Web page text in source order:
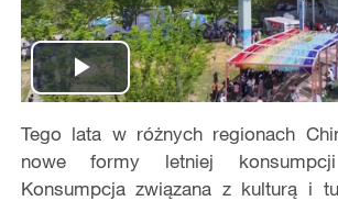
Play
Video
Tego lata w różnych regionach
nowe formy letniej konsumpcji
Konsumpcja związana z kulturą i